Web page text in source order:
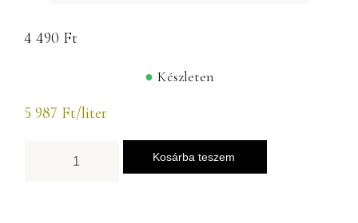
4 490 Ft
Készleten
5 987 Ft/liter
Kosárba teszem